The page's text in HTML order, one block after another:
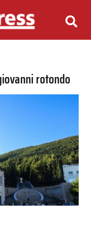
rotondo